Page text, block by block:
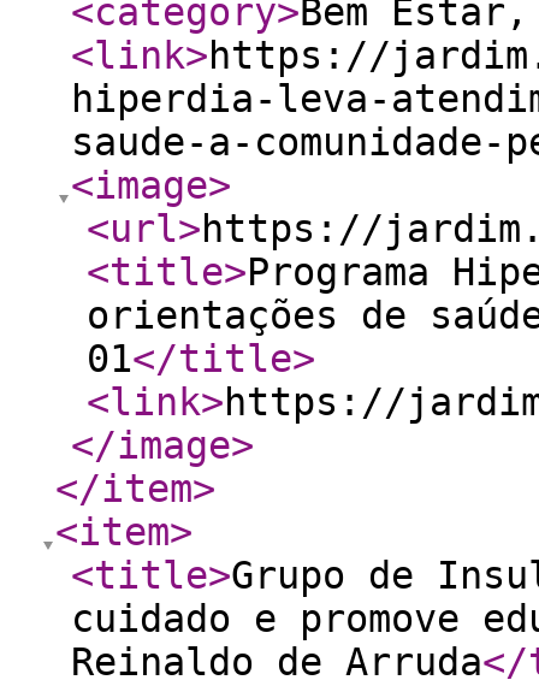
<category>Bem Estar,
<link>https://
hiperdia-leva-
saude-a-comunidade-
<image>
<url>https://
<title>Programa
orientações de
01</title>
<link>https://
</image>
</item>
<item>
<title>Grupo de
cuidado e promove
Reinaldo de Arruda